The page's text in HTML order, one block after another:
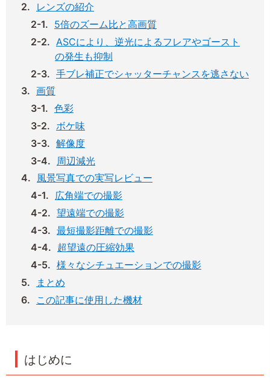
レンズの紹介
5倍のズーム比と高画質
ASCにより、逆光によるフレアやゴースト
の発生も抑制
手ブレ補正でシャッターチャンスを逃さない
画質
色彩
ボケ味
解像度
周辺減光
風景写真での実写レビュー
広角端での撮影
望遠端での撮影
最短撮影距離での撮影
超望遠の圧縮効果
様々なシチュエーションでの撮影
まとめ
この記事に使用した機材
はじめに